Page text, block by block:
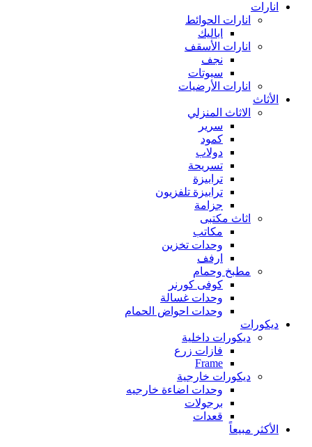
انارات
انارات الحوائط
اباليك
انارات الأسقف
نجف
سبوتات
انارات الأرضيات
الأثاث
الاثاث المنزلي
سرير
كمود
دولاب
تسريحة
ترابيزة
ترابيزة تلفزيون
جزامة
اثاث مكتبى
مكاتب
وحدات تخزين
ارفف
مطبخ وحمام
كوفى كورنر
وحدات غسالة
وحدات احواض الحمام
ديكورات
ديكورات داخلية
فازات زرع
Frame
ديكورات خارجية
وحدات اضاءة خارجيه
برجولات
قعدات
الأكثر مبيعاً